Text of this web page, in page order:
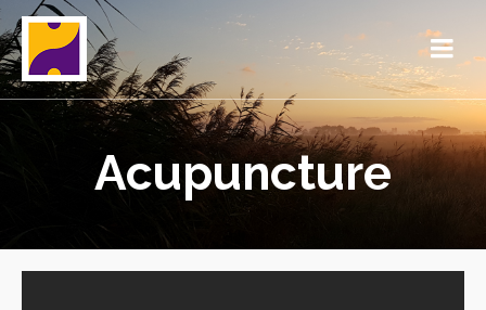
Acupuncture